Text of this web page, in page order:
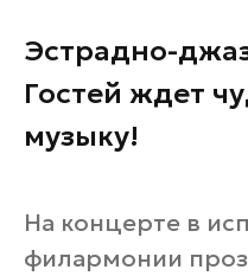
Эстрадно-
Гостей ждет
музыку!
На концерте в
филармонии